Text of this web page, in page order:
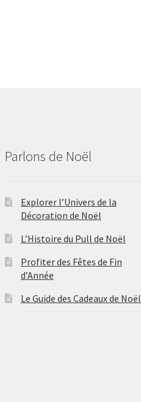
Parlons de Noël
Explorer l’Univers de la
Décoration de Noël
L’Histoire du Pull de Noël
Profiter des Fêtes de Fin
d’Année
Le Guide des Cadeaux de Noël